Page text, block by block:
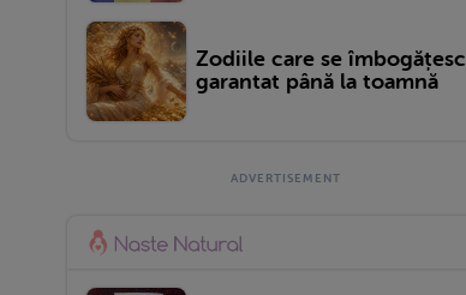
Zodiile care se îmbogățesc
garantat până la toamnă